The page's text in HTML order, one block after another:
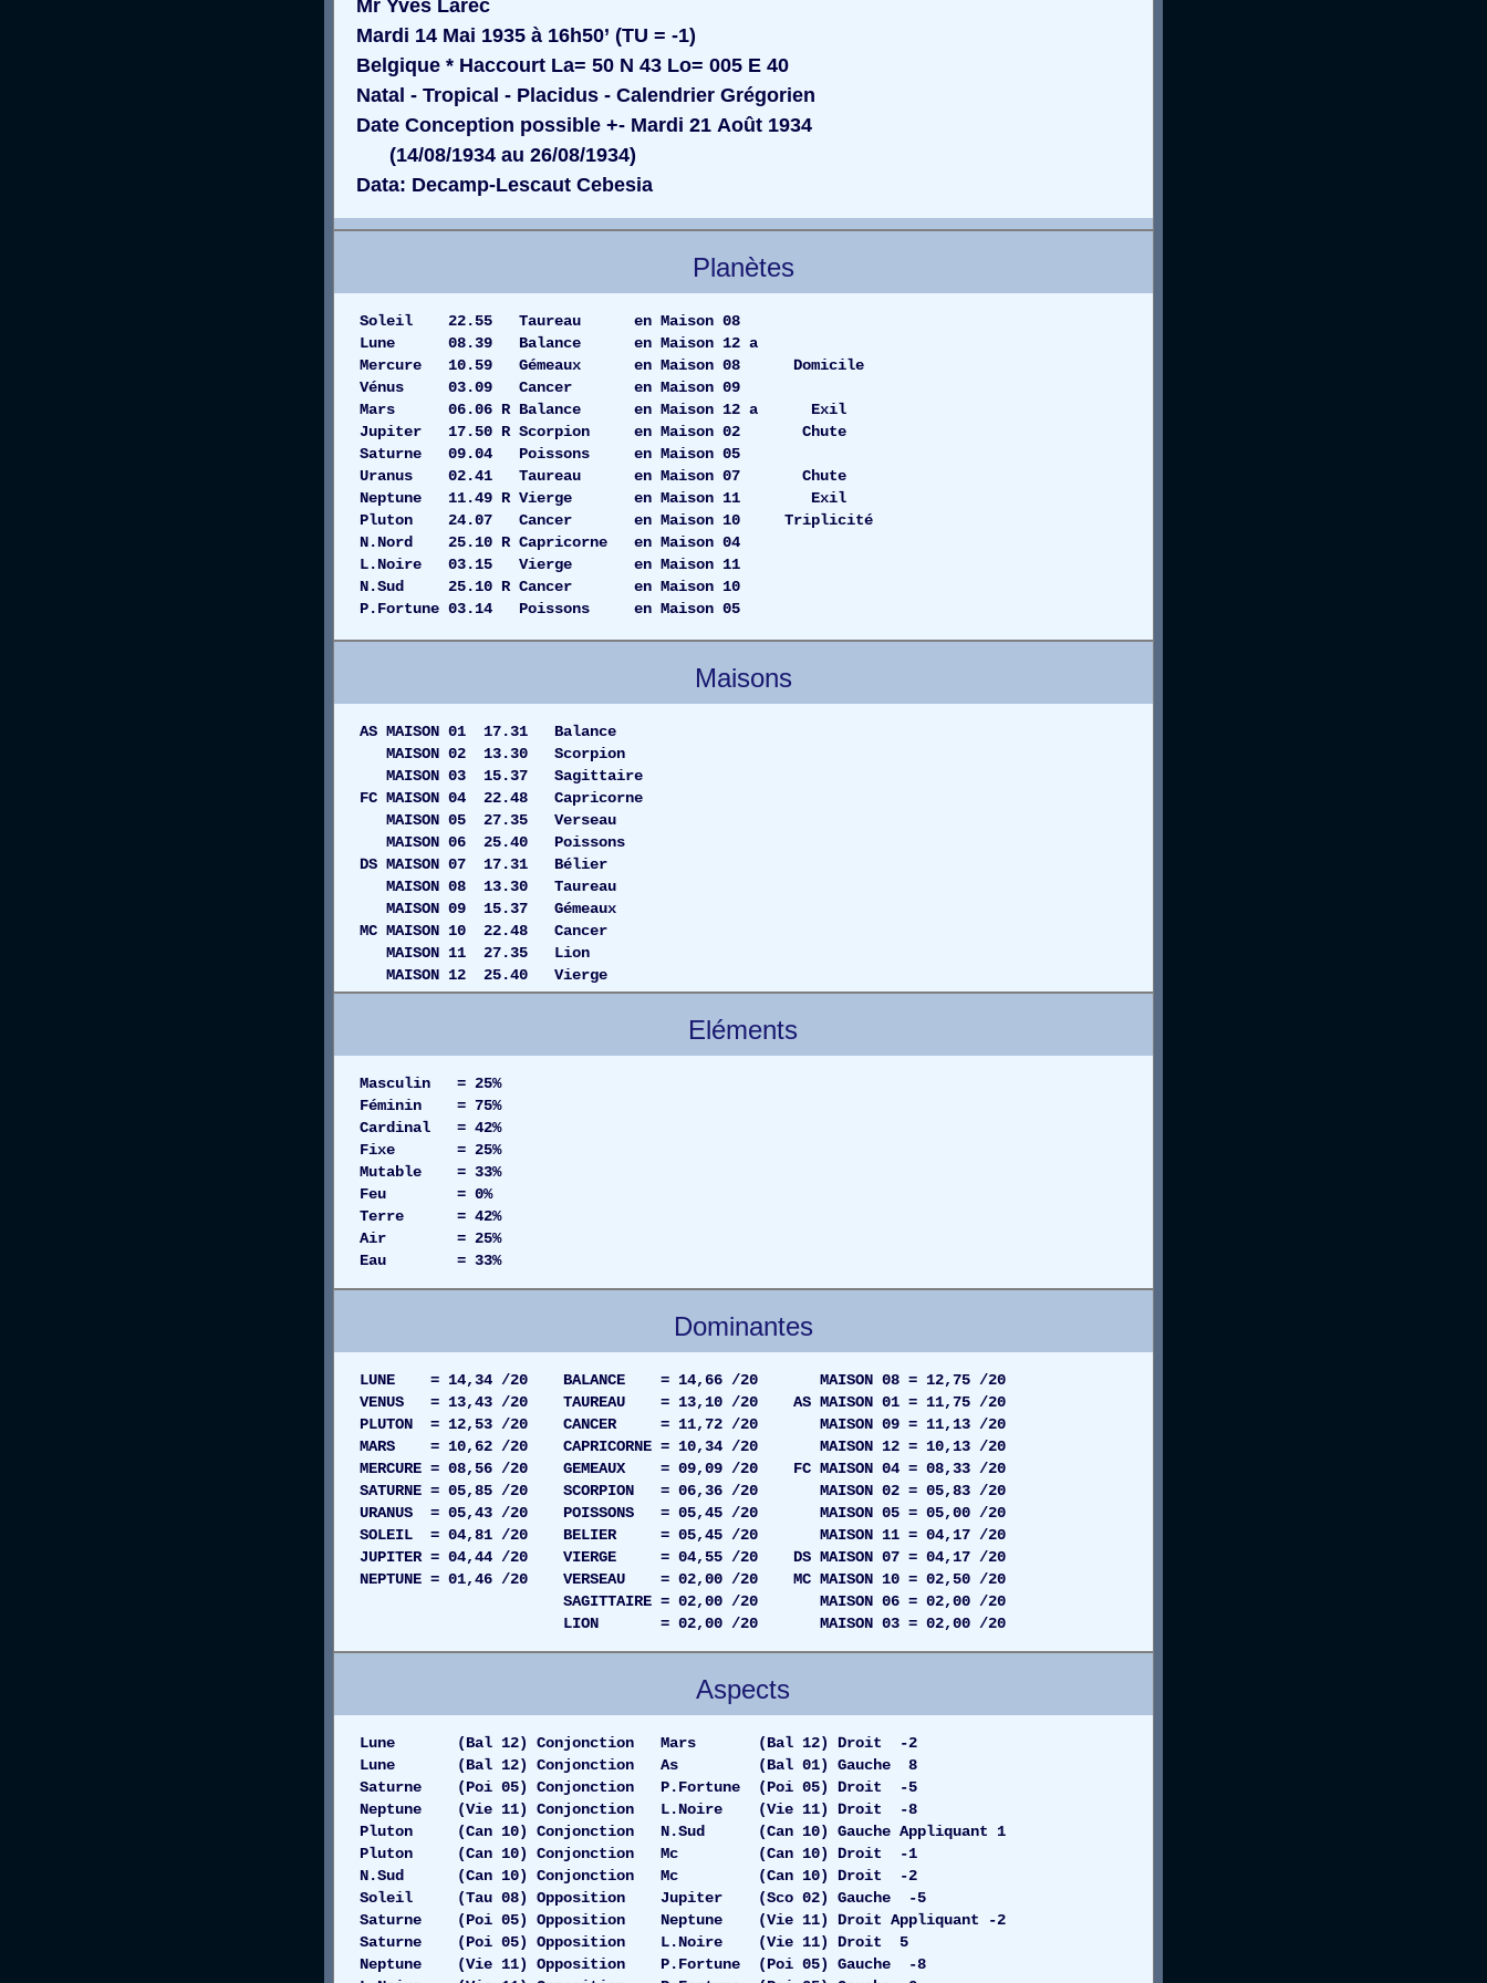
Mr Yves Larec
Mardi 14 Mai 1935 à 16h50’ (TU = -1)
Belgique * Haccourt La= 50 N 43 Lo= 005 E 40
Natal - Tropical - Placidus - Calendrier Grégorien
Date Conception possible +- Mardi 21 Août 1934
(14/08/1934 au 26/08/1934)
Data: Decamp-Lescaut Cebesia
Planètes
Soleil 22.55 Taureau en Maison 08
Lune 08.39 Balance en Maison 12 a
Mercure 10.59 Gémeaux en Maison 08 Domicile
Vénus 03.09 Cancer en Maison 09
Mars 06.06 R Balance en Maison 12 a Exil
Jupiter 17.50 R Scorpion en Maison 02 Chute
Saturne 09.04 Poissons en Maison 05
Uranus 02.41 Taureau en Maison 07 Chute
Neptune 11.49 R Vierge en Maison 11 Exil
Pluton 24.07 Cancer en Maison 10 Triplicité
N.Nord 25.10 R Capricorne en Maison 04
L.Noire 03.15 Vierge en Maison 11
N.Sud 25.10 R Cancer en Maison 10
P.Fortune 03.14 Poissons en Maison 05
Maisons
AS MAISON 01 17.31 Balance
MAISON 02 13.30 Scorpion
MAISON 03 15.37 Sagittaire
FC MAISON 04 22.48 Capricorne
MAISON 05 27.35 Verseau
MAISON 06 25.40 Poissons
DS MAISON 07 17.31 Bélier
MAISON 08 13.30 Taureau
MAISON 09 15.37 Gémeaux
MC MAISON 10 22.48 Cancer
MAISON 11 27.35 Lion
MAISON 12 25.40 Vierge
Eléments
Masculin = 25%
Féminin = 75%
Cardinal = 42%
Fixe = 25%
Mutable = 33%
Feu = 0%
Terre = 42%
Air = 25%
Eau = 33%
Dominantes
LUNE = 14,34 /20 BALANCE = 14,66 /20 MAISON 08 = 12,75 /20
VENUS = 13,43 /20 TAUREAU = 13,10 /20 AS MAISON 01 = 11,75 /20
PLUTON = 12,53 /20 CANCER = 11,72 /20 MAISON 09 = 11,13 /20
MARS = 10,62 /20 CAPRICORNE = 10,34 /20 MAISON 12 = 10,13 /20
MERCURE = 08,56 /20 GEMEAUX = 09,09 /20 FC MAISON 04 = 08,33 /20
SATURNE = 05,85 /20 SCORPION = 06,36 /20 MAISON 02 = 05,83 /20
URANUS = 05,43 /20 POISSONS = 05,45 /20 MAISON 05 = 05,00 /20
SOLEIL = 04,81 /20 BELIER = 05,45 /20 MAISON 11 = 04,17 /20
JUPITER = 04,44 /20 VIERGE = 04,55 /20 DS MAISON 07 = 04,17 /20
NEPTUNE = 01,46 /20 VERSEAU = 02,00 /20 MC MAISON 10 = 02,50 /20
SAGITTAIRE = 02,00 /20 MAISON 06 = 02,00 /20
LION = 02,00 /20 MAISON 03 = 02,00 /20
Aspects
Lune (Bal 12) Conjonction Mars (Bal 12) Droit -2
Lune (Bal 12) Conjonction As (Bal 01) Gauche 8
Saturne (Poi 05) Conjonction P.Fortune (Poi 05) Droit -5
Neptune (Vie 11) Conjonction L.Noire (Vie 11) Droit -8
Pluton (Can 10) Conjonction N.Sud (Can 10) Gauche Appliquant 1
Pluton (Can 10) Conjonction Mc (Can 10) Droit -1
N.Sud (Can 10) Conjonction Mc (Can 10) Droit -2
Soleil (Tau 08) Opposition Jupiter (Sco 02) Gauche -5
Saturne (Poi 05) Opposition Neptune (Vie 11) Droit Appliquant -2
Saturne (Poi 05) Opposition L.Noire (Vie 11) Droit 5
Neptune (Vie 11) Opposition P.Fortune (Poi 05) Gauche -8